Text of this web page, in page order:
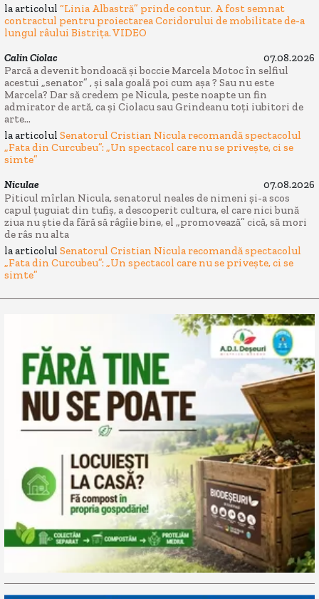
la articolul “Linia Albastră” prinde contur. A fost semnat
contractul pentru proiectarea Coridorului de mobilitate de-a
lungul râului Bistrița. VIDEO
Calin Ciolac
07.08.2026
Parcă a devenit bondoacă și boccie Marcela Motoc în selfiul
acestui „senator” , și sala goală poi cum așa ? Sau nu este
Marcela? Dar să credem pe Nicula, peste noapte un fin
admirator de artă, ca și Ciolacu sau Grindeanu toți iubitori de
arte...
la articolul Senatorul Cristian Nicula recomandă spectacolul
„Fata din Curcubeu”: „Un spectacol care nu se privește, ci se
simte”
Niculae
07.08.2026
Piticul mîrlan Nicula, senatorul neales de nimeni și-a scos
capul țuguiat din tufiș, a descoperit cultura, el care nici bună
ziua nu știe da fără să râgîie bine, el „promovează” cică, să mori
de râs nu alta
la articolul Senatorul Cristian Nicula recomandă spectacolul
„Fata din Curcubeu”: „Un spectacol care nu se privește, ci se
simte”